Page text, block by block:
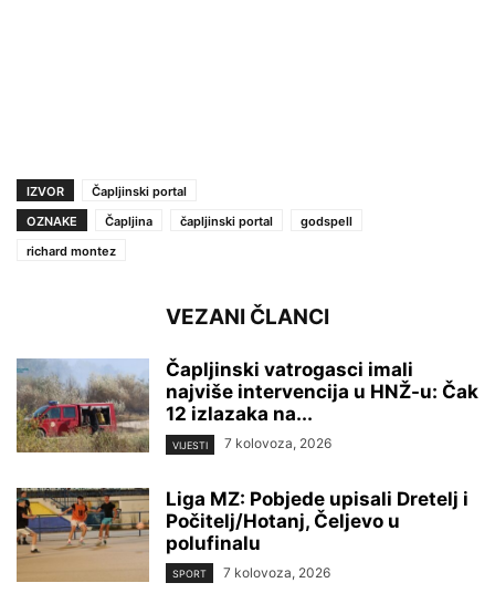
IZVOR
Čapljinski portal
OZNAKE
Čapljina čapljinski portal
godspell
richard montez
VEZANI ČLANCI
Čapljinski vatrogasci imali
najviše intervencija u HNŽ-u: Čak
12 izlazaka na...
VIJESTI 7 kolovoza, 2026
Liga MZ: Pobjede upisali Dretelj i
Počitelj/Hotanj, Čeljevo u
polufinalu
SPORT 7 kolovoza, 2026